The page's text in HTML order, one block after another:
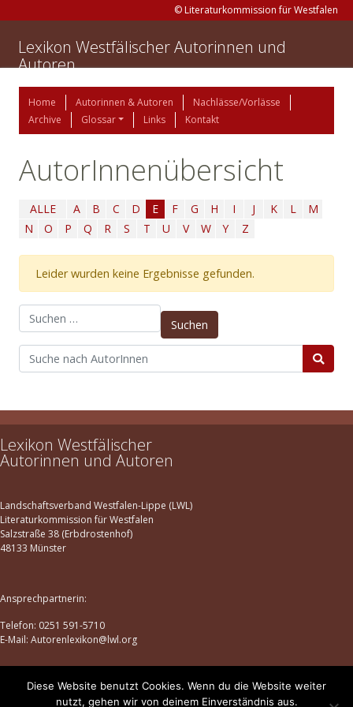
© Literaturkommission für Westfalen
Lexikon Westfälischer Autorinnen und
Autoren
Home Autorinnen & Autoren
Nachlässe/Vorlässe
Archive
Glossar Links Kontakt
AutorInnenübersicht
ALLE A B C D E F G H I J K L
M
N
O P Q R S T U V W Y Z
Leider wurden keine Ergebnisse gefunden.
Suchen nach:
Lexikon Westfälischer
Autorinnen und Autoren
Landschaftsverband Westfalen-Lippe (LWL)
Literaturkommission für Westfalen
Salzstraße 38 (Erbdrostenhof)
48133 Münster
Ansprechpartnerin:
Telefon: 0251 591-5710
E-Mail: Autorenlexikon@lwl.org
Datenschutz |Impressum
Diese Website benutzt Cookies. Wenn du die Website weiter
nutzt, gehen wir von deinem Einverständnis aus.